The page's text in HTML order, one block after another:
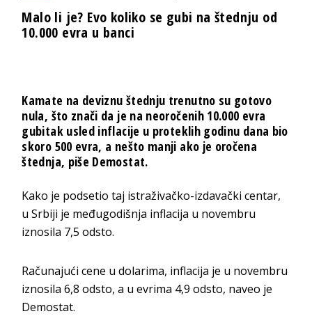
Malo li je? Evo koliko se gubi na štednju od
10.000 evra u banci
Kamate na deviznu štednju trenutno su gotovo
nula, što znači da je na neoročenih 10.000 evra
gubitak usled inflacije u proteklih godinu dana bio
skoro 500 evra, a nešto manji ako je oročena
štednja, piše Demostat.
Kako je podsetio taj istraživačko-izdavački centar,
u Srbiji je međugodišnja inflacija u novembru
iznosila 7,5 odsto.
Računajući cene u dolarima, inflacija je u novembru
iznosila 6,8 odsto, a u evrima 4,9 odsto, naveo je
Demostat.